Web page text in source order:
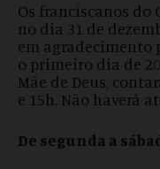
Os franciscanos do
no dia 31 de
em agradecimento
o primeiro dia de
Mãe de Deus,
e 15h. Não haverá
De segunda a